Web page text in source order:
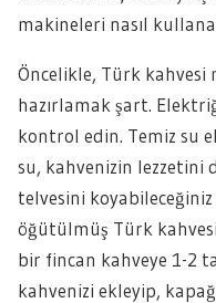
makineleri nasıl
Öncelikle, Türk
hazırlamak şart.
kontrol edin. Temiz su
su, kahvenizin lezzetini
telvesini
öğütülmüş Türk
bir fincan kahveye 1-2
kahvenizi ekleyip,